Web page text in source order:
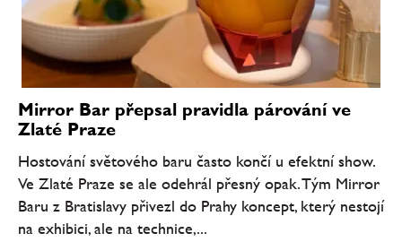
Mirror Bar přepsal pravidla párování ve
Zlaté Praze
Hostování světového baru často končí u efektní show.
Ve Zlaté Praze se ale odehrál přesný opak. Tým Mirror
Baru z Bratislavy přivezl do Prahy koncept, který nestojí
na exhibici, ale na technice,...